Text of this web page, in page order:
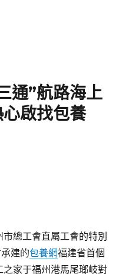
通”航路海上
啟找包養
總工會直屬工會的特別
建的包養網福建省首個
家于福州港馬尾瑯岐對